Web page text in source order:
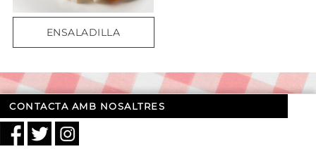
ENSALADILLA
CONTACTA AMB NOSALTRES